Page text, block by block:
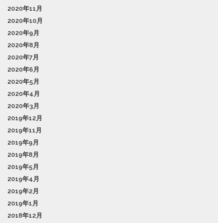
2020年11月
2020年10月
2020年9月
2020年8月
2020年7月
2020年6月
2020年5月
2020年4月
2020年3月
2019年12月
2019年11月
2019年9月
2019年8月
2019年5月
2019年4月
2019年2月
2019年1月
2018年12月